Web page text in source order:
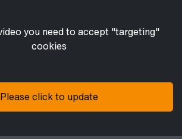
you need to accept "targeting"
cookies
Please click to update